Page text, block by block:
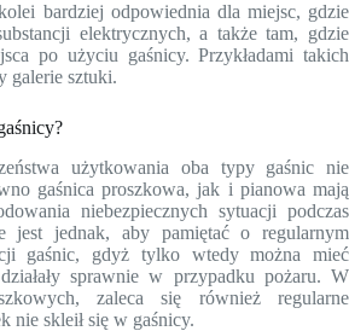
bardziej odpowiednia dla miejsc, gdzie
elektrycznych, a także tam, gdzie
po użyciu gaśnicy. Przykładami takich
galerie sztuki.
użytkowania oba typy gaśnic nie
gaśnica proszkowa, jak i pianowa mają
niebezpiecznych sytuacji podczas
jest jednak, aby pamiętać o regularnym
gaśnic, gdyż tylko wtedy można mieć
sprawnie w przypadku pożaru. W
zaleca się również regularne
nie skleił się w gaśnicy.